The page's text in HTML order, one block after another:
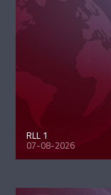
RLL 1
07-08-2026